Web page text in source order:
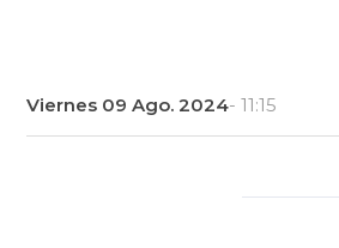
Viernes 09 Ago. 2024- 11:15